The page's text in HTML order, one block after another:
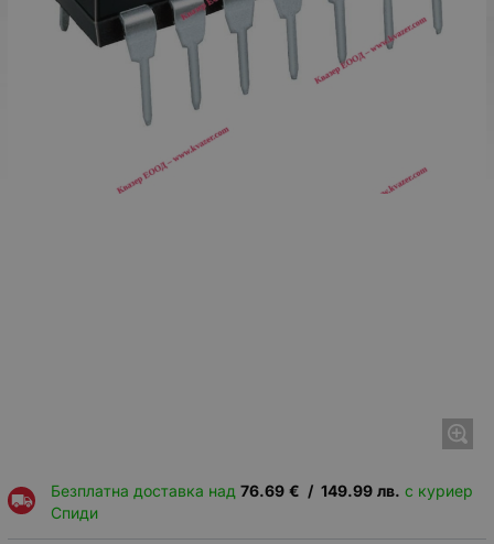
Безплатна доставка над 76.69 € / 149.99 лв. с куриер
Спиди